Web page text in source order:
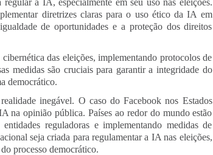
a IA, especialmente em seu uso nas eleições.
diretrizes claras para o uso ético da IA em
de oportunidades e a proteção dos direitos
das eleições, implementando protocolos de
medidas são cruciais para garantir a integridade do
democrático.
inegável. O caso do Facebook nos Estados
na opinião pública. Países ao redor do mundo estão
reguladoras e implementando medidas de
seja criada para regulamentar a IA nas eleições,
processo democrático.